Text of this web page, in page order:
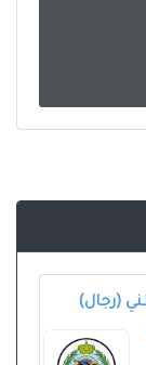
(رجال)